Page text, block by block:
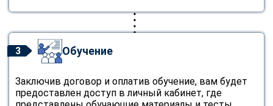
3 Обучение
Заключив договор и оплатив обучение, вам будет
предоставлен доступ в личный кабинет, где